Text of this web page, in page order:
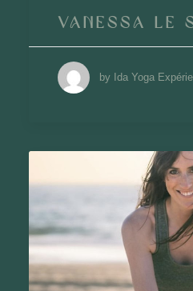
Vanessa Le
by Ida Yoga